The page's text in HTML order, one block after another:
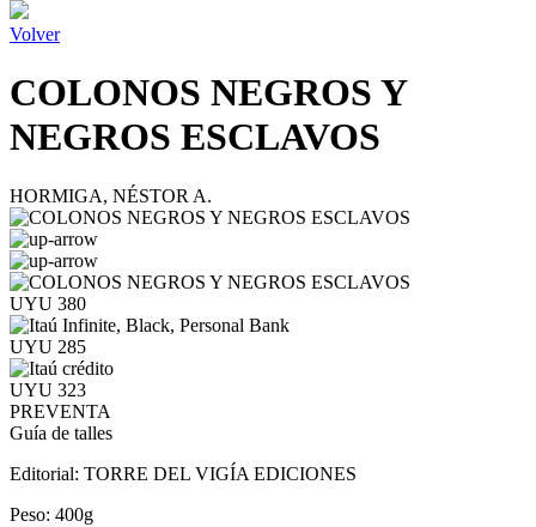
Volver
COLONOS NEGROS Y
NEGROS ESCLAVOS
HORMIGA, NÉSTOR A.
UYU 380
UYU 285
UYU 323
PREVENTA
Guía de talles
Editorial: TORRE DEL VIGÍA EDICIONES
Peso: 400g